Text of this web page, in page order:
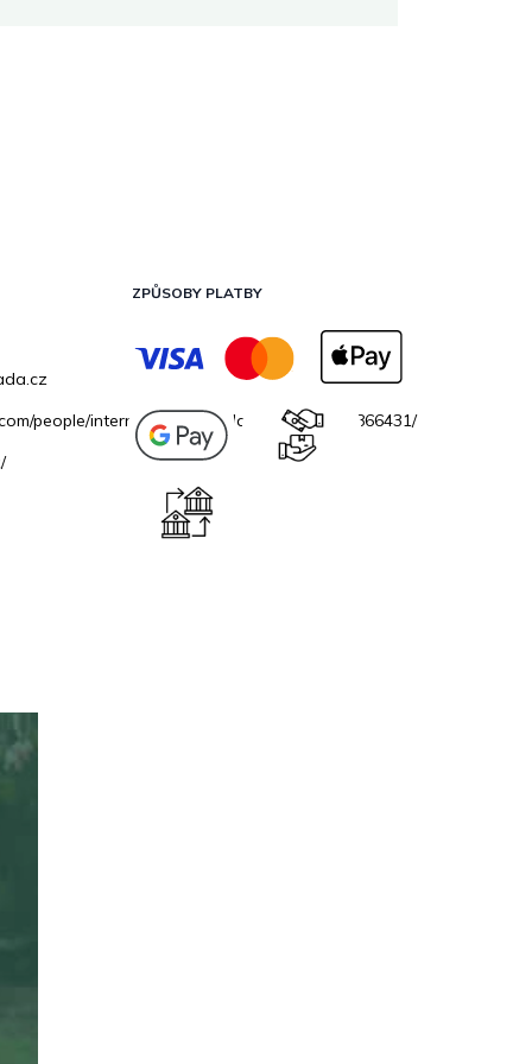
people/internetovazahradacz/100069706866431/
ZPŮSOBY PLATBY